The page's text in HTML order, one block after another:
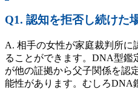
Q1. 認知を拒否し続けた
A. 相手の女性が家庭裁判所に
ることができます。DNA型鑑
が他の証拠から父子関係を認
能性があります。むしろDNA